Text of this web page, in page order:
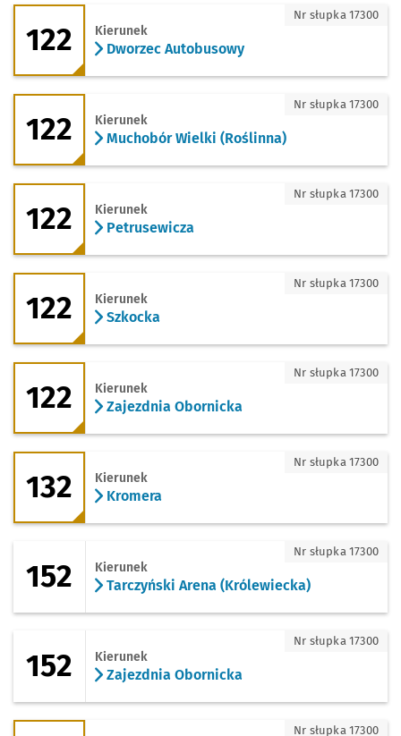
122 - kierunek Dworzec Autobusowy
122 Kierunek
Dworzec Autobusowy
Nr słupka 17300
122 - kierunek Muchobór Wielki
122 Kierunek
Muchobór Wielki (Roślinna)
Nr słupka 17300
122 - kierunek Petrusewicza
122 Kierunek
Petrusewicza
Nr słupka 17300
122 - kierunek Szkocka
122 Kierunek
Szkocka
Nr słupka 17300
122 - kierunek Zajezdnia Obornicka
122 Kierunek
Zajezdnia Obornicka
Nr słupka 17300
132 - kierunek Kromera
132 Kierunek
Kromera
Nr słupka 17300
152 - kierunek Tarczyński Arena
152 Kierunek
Tarczyński Arena (Królewiecka)
Nr słupka 17300
152 - kierunek Zajezdnia Obornicka
152 Kierunek
Zajezdnia Obornicka
Nr słupka 17300
241 - kierunek Wrocław Nowy Dwór
Nr słupka 17300